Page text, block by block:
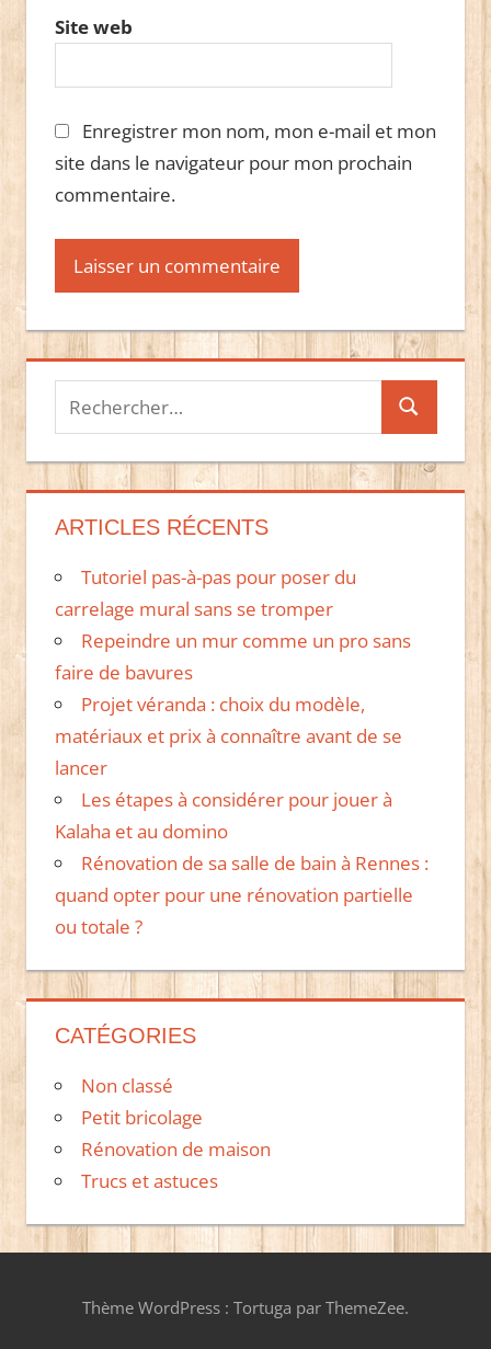
Site web
Enregistrer mon nom, mon e-mail et mon
site dans le navigateur pour mon prochain
commentaire.
Recherche
pour :
ARTICLES RÉCENTS
Tutoriel pas-à-pas pour poser du
carrelage mural sans se tromper
Repeindre un mur comme un pro sans
faire de bavures
Projet véranda : choix du modèle,
matériaux et prix à connaître avant de se
lancer
Les étapes à considérer pour jouer à
Kalaha et au domino
Rénovation de sa salle de bain à Rennes :
quand opter pour une rénovation partielle
ou totale ?
CATÉGORIES
Non classé
Petit bricolage
Rénovation de maison
Trucs et astuces
Thème WordPress : Tortuga par ThemeZee.